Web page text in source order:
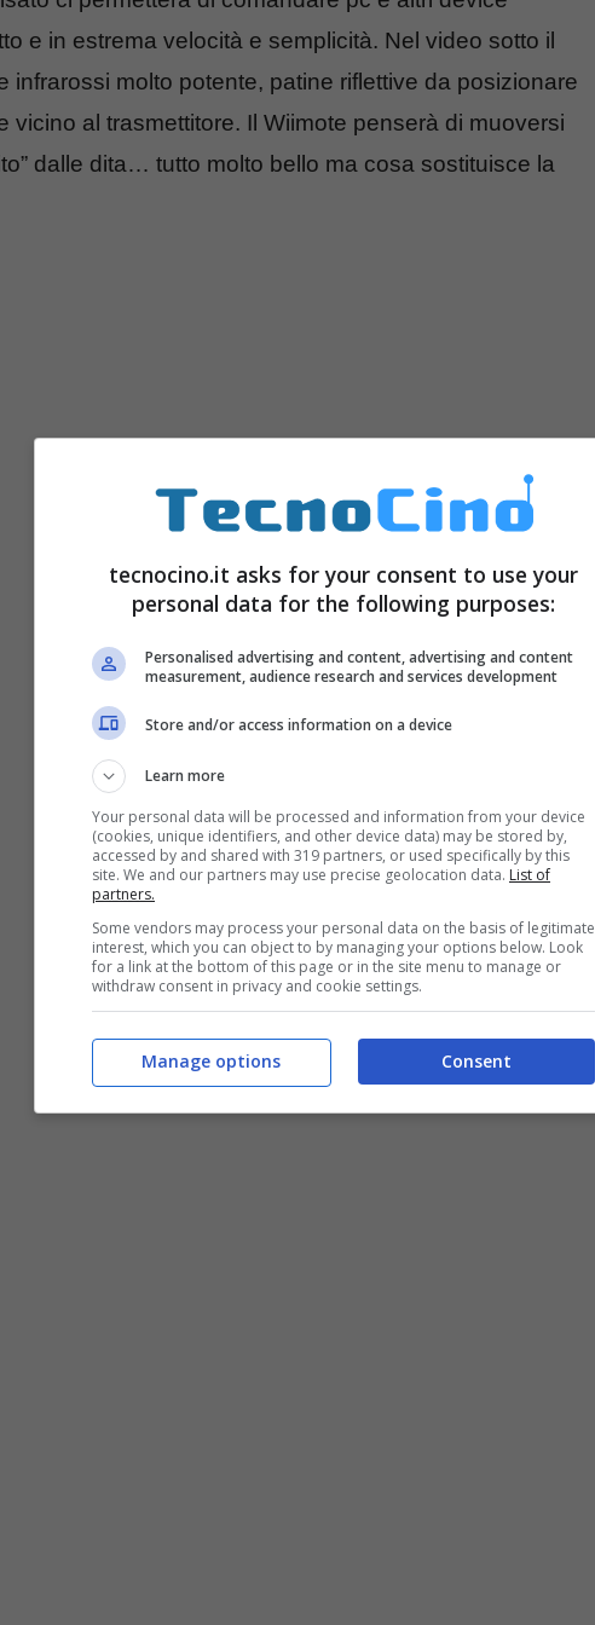
e in estrema velocità e semplicità. Nel video sotto il
infrarossi molto potente, patine riflettive da posizionare
vicino al trasmettitore. Il Wiimote penserà di muoversi
dalle dita… tutto molto bello ma cosa sostituisce la
tecnocino.it asks for your consent to use your
personal data for the following purposes:
Personalised advertising and content, advertising and content
measurement, audience research and services development
Store and/or access information on a device
Learn more
Your personal data will be processed and information from your device
(cookies, unique identifiers, and other device data) may be stored by,
accessed by and shared with 319 partners, or used specifically by this
site. We and our partners may use precise geolocation data. List of
partners.
Some vendors may process your personal data on the basis of legitimate
interest, which you can object to by managing your options below. Look
for a link at the bottom of this page or in the site menu to manage or
withdraw consent in privacy and cookie settings.
Consent
Manage options